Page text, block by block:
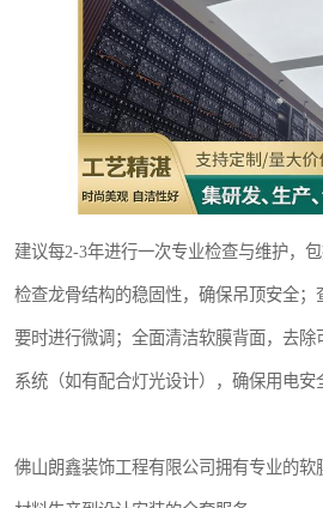
建议每2-3年进行一次专业检查与维护，包
检查龙骨结构的稳固性，确保吊顶安全
要时进行微调；全面清洁软膜背面，去
系统（如有配合灯光设计），确保用电安
佛山朗鑫装饰工程有限公司拥有专业的软